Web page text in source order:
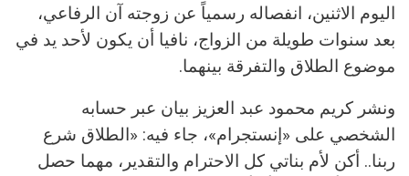
اليوم الاثنين، انفصاله رسمياً عن زوجته آن الرفاعي،
بعد سنوات طويلة من الزواج، نافيا أن يكون لأحد يد في
موضوع الطلاق والتفرقة بينهما.
ونشر كريم محمود عبد العزيز بيان عبر حسابه
الشخصي على «إنستجرام»، جاء فيه: «الطلاق شرع
ربنا.. أكن لأم بناتي كل الاحترام والتقدير، مهما حصل